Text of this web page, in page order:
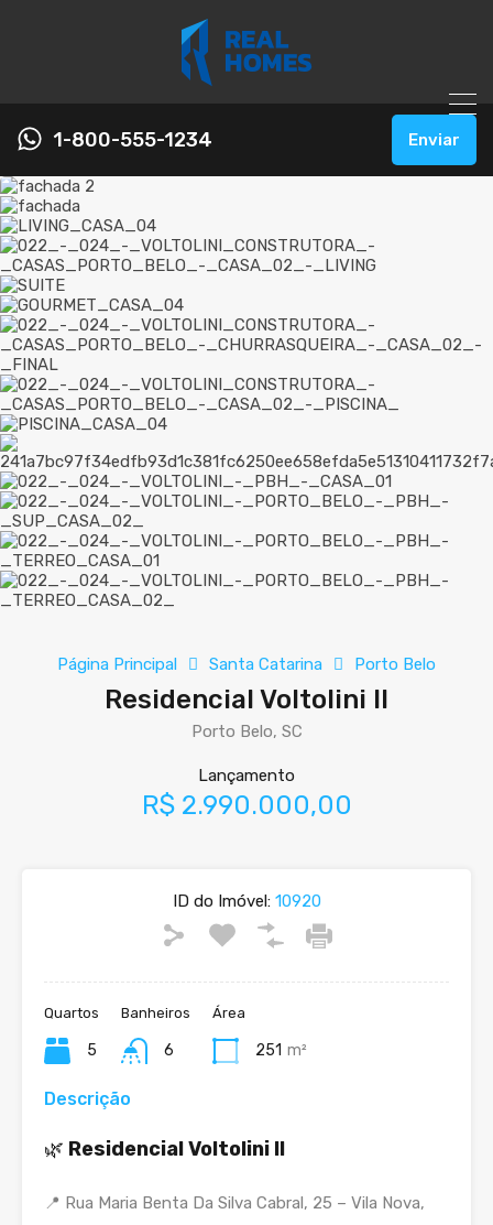
1-800-555-1234 Enviar
Página Principal Santa Catarina Porto Belo
Residencial Voltolini II
Porto Belo, SC
Lançamento
R$ 2.990.000,00
ID do Imóvel:10920
Quartos
5
Banheiros
6
Área
251 m²
Descrição
🌿 Residencial Voltolini II
📍 Rua Maria Benta Da Silva Cabral, 25 – Vila Nova,